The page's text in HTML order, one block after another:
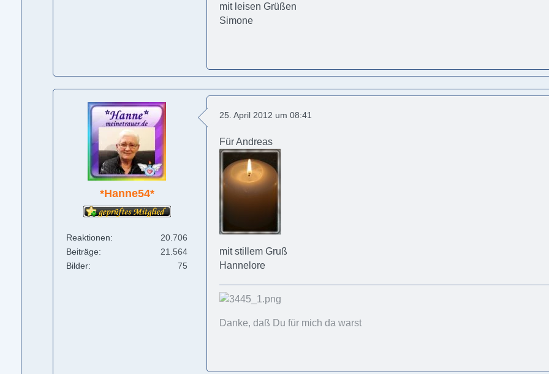
mit leisen Grüßen
Simone
*Hanne54*
Reaktionen
20.706
Beiträge
21.564
Bilder
75
25. April 2012 um 08:41
Für Andreas
mit stillem Gruß
Hannelore
Danke, daß Du für mich da warst